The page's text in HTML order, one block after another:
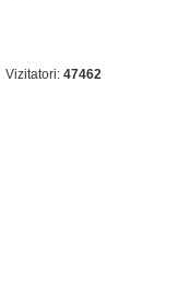
Vizitatori: 47462